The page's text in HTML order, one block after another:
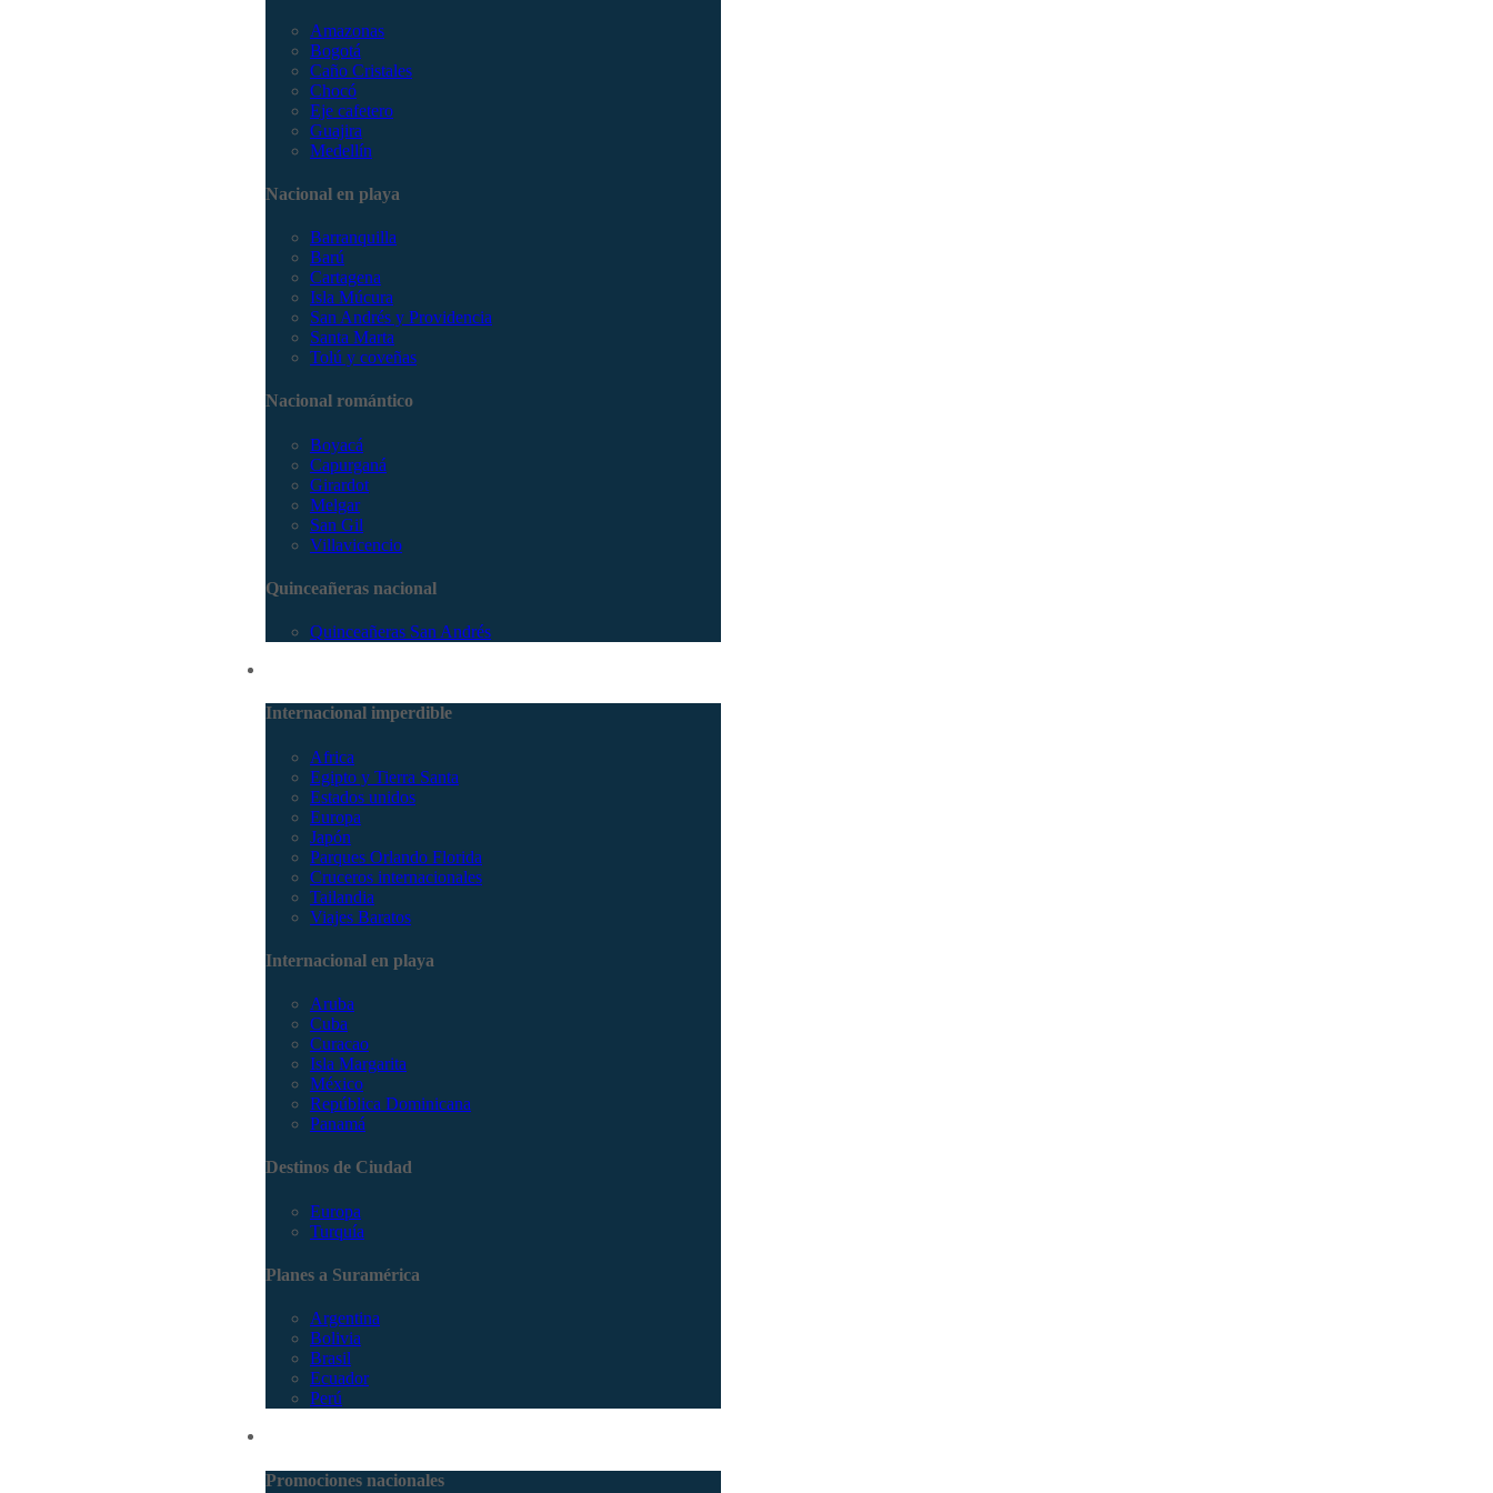
Amazonas
Bogotá
Caño Cristales
Chocó
Eje cafetero
Guajira
Medellín
Nacional en playa
Barranquilla
Barú
Cartagena
Isla Múcura
San Andrés y Providencia
Santa Marta
Tolú y coveñas
Nacional romántico
Boyacá
Capurganá
Girardot
Melgar
San Gil
Villavicencio
Quinceañeras nacional
Quinceañeras San Andrés
Internacional imperdible
Africa
Egipto y Tierra Santa
Estados unidos
Europa
Japón
Parques Orlando Florida
Cruceros internacionales
Tailandia
Viajes Baratos
Internacional en playa
Aruba
Cuba
Curacao
Isla Margarita
México
República Dominicana
Panamá
Destinos de Ciudad
Europa
Turquía
Planes a Suramérica
Argentina
Bolivia
Brasil
Ecuador
Perú
Promociones nacionales